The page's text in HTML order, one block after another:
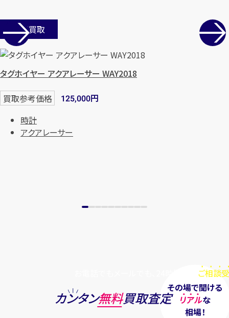
店舗買取
タグホイヤー アクアレーサー WAY2018
買取参考価格 125,000円
時計
アクアレーサー
ご相談
その場で聞ける
リアルな
相場！
カンタン無料買取査定